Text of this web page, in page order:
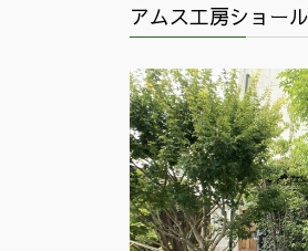
アムス工房ショー